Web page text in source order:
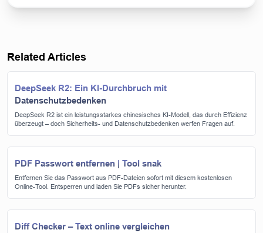
Related Articles
DeepSeek R2: Ein KI-Durchbruch mit
Datenschutzbedenken
DeepSeek R2 ist ein leistungsstarkes chinesisches KI-Modell, das durch Effizienz
überzeugt – doch Sicherheits- und Datenschutzbedenken werfen Fragen auf.
PDF Passwort entfernen | Tool snak
Entfernen Sie das Passwort aus PDF-Dateien sofort mit diesem kostenlosen
Online-Tool. Entsperren und laden Sie PDFs sicher herunter.
Diff Checker – Text online vergleichen